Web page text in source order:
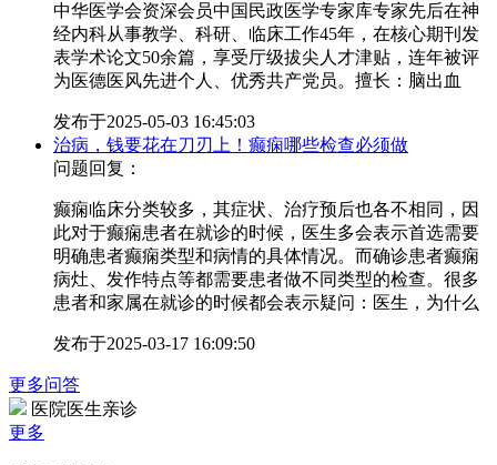
中华医学会资深会员中国民政医学专家库专家先后在神
经内科从事教学、科研、临床工作45年，在核心期刊发
表学术论文50余篇，享受厅级拔尖人才津贴，连年被评
为医德医风先进个人、优秀共产党员。擅长：脑出血
发布于2025-05-03 16:45:03
治病，钱要花在刀刃上！癫痫哪些检查必须做
问题回复：
癫痫临床分类较多，其症状、治疗预后也各不相同，因
此对于癫痫患者在就诊的时候，医生多会表示首选需要
明确患者癫痫类型和病情的具体情况。而确诊患者癫痫
病灶、发作特点等都需要患者做不同类型的检查。很多
患者和家属在就诊的时候都会表示疑问：医生，为什么
发布于2025-03-17 16:09:50
更多问答
医院医生亲诊
更多